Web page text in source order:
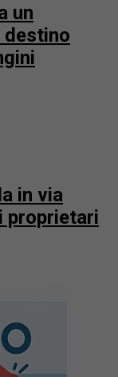
un
destino
in via
proprietari